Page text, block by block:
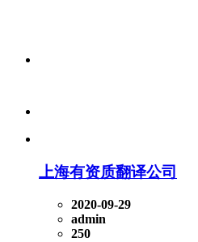
上海有资质翻译公司
2020-09-29
admin
250